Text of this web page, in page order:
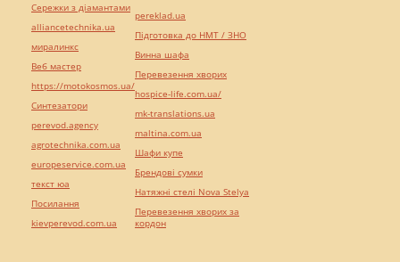
Сережки з діамантами
alliancetechnika.ua
миралинкс
Веб мастер
https://motokosmos.ua/
Синтезатори
perevod.agency
agrotechnika.com.ua
europeservice.com.ua
текст юа
Посилання
kievperevod.com.ua
pereklad.ua
Підготовка до НМТ / ЗНО
Винна шафа
Перевезення хворих
hospice-life.com.ua/
mk-translations.ua
maltina.com.ua
Шафи купе
Брендові сумки
Натяжні стелі Nova Stelya
Перевезення хворих за
кордон